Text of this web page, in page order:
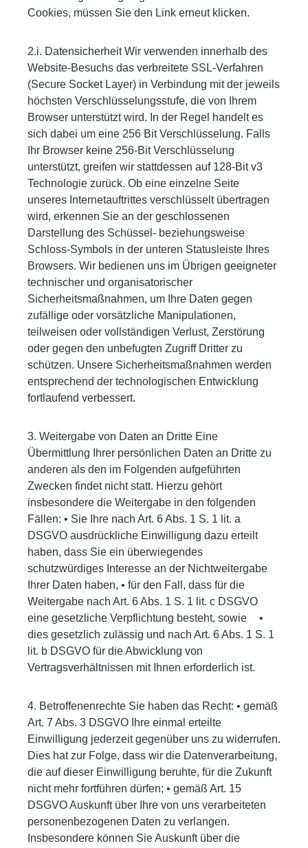
Cookies, müssen Sie den Link erneut klicken.
2.i. Datensicherheit Wir verwenden innerhalb des
Website-Besuchs das verbreitete SSL-Verfahren
(Secure Socket Layer) in Verbindung mit der jeweils
höchsten Verschlüsselungsstufe, die von Ihrem
Browser unterstützt wird. In der Regel handelt es
sich dabei um eine 256 Bit Verschlüsselung. Falls
Ihr Browser keine 256-Bit Verschlüsselung
unterstützt, greifen wir stattdessen auf 128-Bit v3
Technologie zurück. Ob eine einzelne Seite
unseres Internetauftrittes verschlüsselt übertragen
wird, erkennen Sie an der geschlossenen
Darstellung des Schüssel- beziehungsweise
Schloss-Symbols in der unteren Statusleiste Ihres
Browsers. Wir bedienen uns im Übrigen geeigneter
technischer und organisatorischer
Sicherheitsmaßnahmen, um Ihre Daten gegen
zufällige oder vorsätzliche Manipulationen,
teilweisen oder vollständigen Verlust, Zerstörung
oder gegen den unbefugten Zugriff Dritter zu
schützen. Unsere Sicherheitsmaßnahmen werden
entsprechend der technologischen Entwicklung
fortlaufend verbessert.
3. Weitergabe von Daten an Dritte Eine
Übermittlung Ihrer persönlichen Daten an Dritte zu
anderen als den im Folgenden aufgeführten
Zwecken findet nicht statt. Hierzu gehört
insbesondere die Weitergabe in den folgenden
Fällen: • Sie Ihre nach Art. 6 Abs. 1 S. 1 lit. a
DSGVO ausdrückliche Einwilligung dazu erteilt
haben, dass Sie ein überwiegendes
schutzwürdiges Interesse an der Nichtweitergabe
Ihrer Daten haben, • für den Fall, dass für die
Weitergabe nach Art. 6 Abs. 1 S. 1 lit. c DSGVO
eine gesetzliche Verpflichtung besteht, sowie •
dies gesetzlich zulässig und nach Art. 6 Abs. 1 S. 1
lit. b DSGVO für die Abwicklung von
Vertragsverhältnissen mit Ihnen erforderlich ist.
4. Betroffenenrechte Sie haben das Recht: • gemäß
Art. 7 Abs. 3 DSGVO Ihre einmal erteilte
Einwilligung jederzeit gegenüber uns zu widerrufen.
Dies hat zur Folge, dass wir die Datenverarbeitung,
die auf dieser Einwilligung beruhte, für die Zukunft
nicht mehr fortführen dürfen; • gemäß Art. 15
DSGVO Auskunft über Ihre von uns verarbeiteten
personenbezogenen Daten zu verlangen.
Insbesondere können Sie Auskunft über die